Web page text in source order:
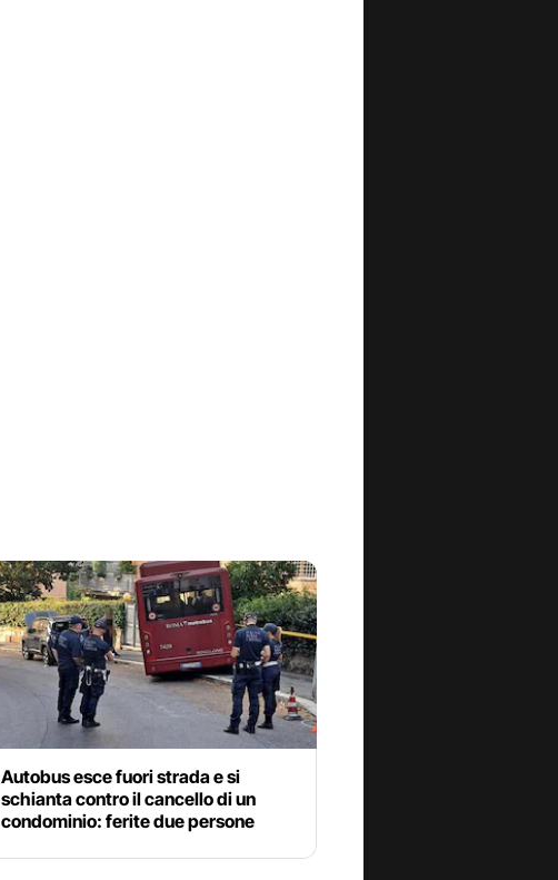
Autobus esce fuori strada e si
schianta contro il cancello di un
condominio: ferite due persone